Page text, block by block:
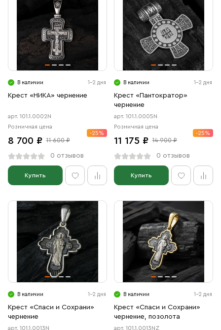
В наличии 1-2 дня
Крест «НИКА» чернение
арт. 101.1.0002N
Розничная цена
8 700 ₽ 11 600 ₽
-25%
0 отзывов
Купить
В наличии 1-2 дня
Крест «Пантократор»
чернение
арт. 101.1.0005N
Розничная цена
11 175 ₽ 14 900 ₽
-25%
0 отзывов
Купить
В наличии 1-2 дня
Крест «Спаси и Сохрани»
чернение
арт. 101.1.0013N
В наличии 1-2 дня
Крест «Спаси и Сохрани»
чернение, позолота
арт. 101.1.0013NZ